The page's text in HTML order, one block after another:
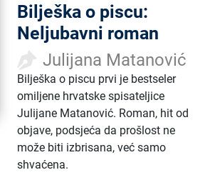
Bilješka o piscu:
Neljubavni roman
Julijana Matanović
Bilješka o piscu prvi je bestseler
omiljene hrvatske spisateljice
Julijane Matanović. Roman, hit od
objave, podsjeća da prošlost ne
može biti izbrisana, već samo
shvaćena.